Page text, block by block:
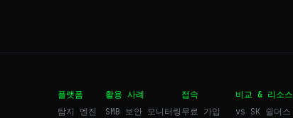
플랫폼
탐지 엔진
활용 사례
SMB 보안 모니터링
접속
무료 가입
비교 & 리소스
vs SK 쉴더스